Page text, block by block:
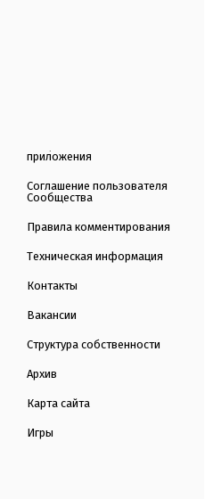
приложения
Соглашение пользователя
Сообщества
Правила комментирования
Техническая информация
Контакты
Вакансии
Структура собственности
Архив
Карта сайта
Игры